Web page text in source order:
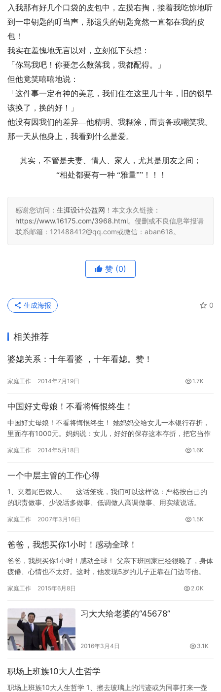
入我那有好几个口袋的皮包中，左摸右掏，接着我吃惊地听
到一串钥匙的叮当声，那遗失的钥匙竟然一直都在我的皮
包！
我实在羞愧地无言以对，立刻低下头想：
「你骂我吧！你要怎么数落我，我都配得。」
但他竟笑嘻嘻地说：
「这件事一定有神的美意，我们住在这里几十年，旧的锁早
该换了，换的好！」
他没有因我们的差异—他精明、我糊涂，而责备或嘲笑我。
那一天从他身上，我看到什么是爱。
其实，不管是夫妻、情人、家人，尤其是朋友之间；
“相处都要有一种 “雅量””！！！
感谢您访问： 生涯设计公益网 ！本文永久链接：
https://www.16175.com/3968.html。侵删或不良信息举报请
联系邮箱：121488412@qq.com或微信：aban618。
赞 (0)
0
生成海报
相关推荐
婆媳关系：十年看婆 ，十年看媳。赞！
家庭工作 2014年7月19日 1.7K
中国好丈母娘！不看将悔恨终生！
中国好丈母娘！不看将悔恨终生！ 她妈妈交给女儿一本银行存折，
里面存有1000元。妈妈说：女儿，好好的保存这本存折，把它当作
家庭工作 2014年5月18日 1.6K
一个中层主管的工作心得
1、夹着尾巴做人。 这话笼统，我们可以这样说：严格按自己的
的职责做事、少说话多做事、低调做人高调做事、用实绩说话。
家庭工作 2007年3月16日 1.5K
爸爸，我想买你1小时！感动全球！
爸爸，我想买你1小时！感动全球！ 父亲下班回家已经很晚了，身体
疲倦、心情也不太好。这时，他发现5岁的儿子正靠在门边等他。
家庭工作 2015年6月8日 2.0K
习大大给老婆的“45678”
2016年3月4日 3.1K
职场上班族10大人生哲学
职场上班族10大人生哲学 1、擦去玻璃上的污迹或为同事打来一壶